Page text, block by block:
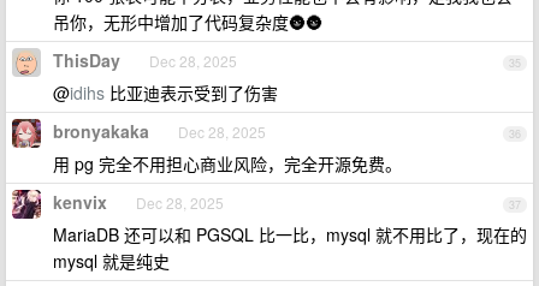
吊你，无形中增加了代码复杂度🌚🌚
35
ThisDay Dec 28, 2025
@idihs 比亚迪表示受到了伤害
36
bronyakaka Dec 28, 2025
用 pg 完全不用担心商业风险，完全开源免费。
37
kenvix Dec 28, 2025
MariaDB 还可以和 PGSQL 比一比，mysql 就不用比了，现在的
mysql 就是纯史